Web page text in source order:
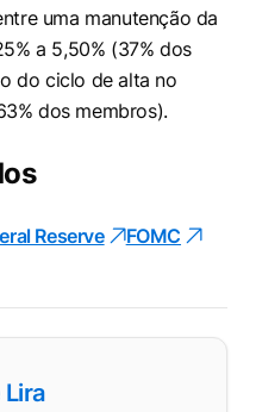
uma manutenção da
a 5,50% (37% dos
do ciclo de alta no
dos membros).
Reserve
FOMC